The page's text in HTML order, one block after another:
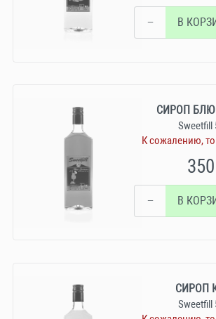
− В
СИРОП
Sweetfill
К сожалению,
− В
СИРОП
Sweetfill